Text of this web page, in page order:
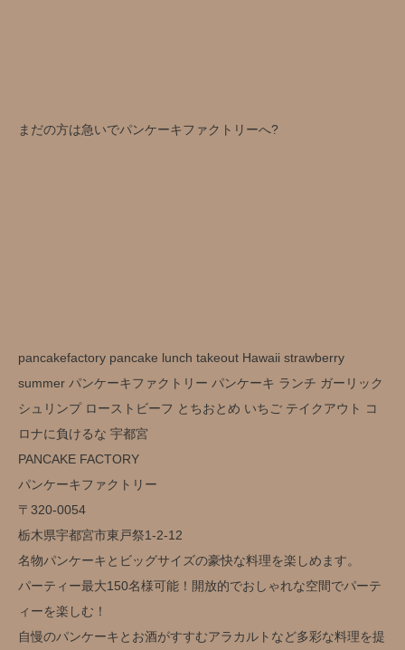
まだの方は急いでパンケーキファクトリーへ?
pancakefactory pancake lunch takeout Hawaii strawberry
summer パンケーキファクトリー パンケーキ ランチ ガーリック
シュリンプ ローストビーフ とちおとめ いちご テイクアウト コ
ロナに負けるな 宇都宮
PANCAKE FACTORY
パンケーキファクトリー
〒320-0054
栃木県宇都宮市東戸祭1-2-12
名物パンケーキとビッグサイズの豪快な料理を楽しめます。
パーティー最大150名様可能！開放的でおしゃれな空間でパーテ
ィーを楽しむ！
自慢のパンケーキとお酒がすすむアラカルトなど多彩な料理を提